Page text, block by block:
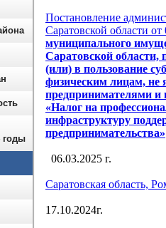
Постановление
Саратовской области
муниципального
Саратовской области,
(или) в пользование
физическим лицам,
предпринимателями
«Налог на
инфраструктуру
предпринимательства»
06.03.2025 г.
Саратовская область,
17.10.2024г.
годы